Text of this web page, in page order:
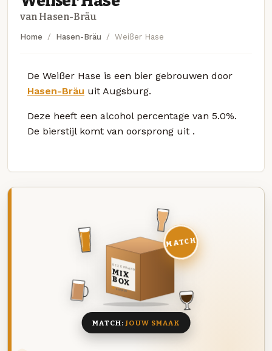
van Hasen-Bräu
Home Hasen-Bräu Weißer Hase
De Weißer Hase is een bier gebrouwen door
Hasen-Bräu uit Augsburg.
Deze heeft een alcohol percentage van 5.0%.
De bierstijl komt van oorsprong uit .
DEZE MAAND
MIX
BOX
8 BIEREN
MATCH
MATCH:JOUW SMAAK